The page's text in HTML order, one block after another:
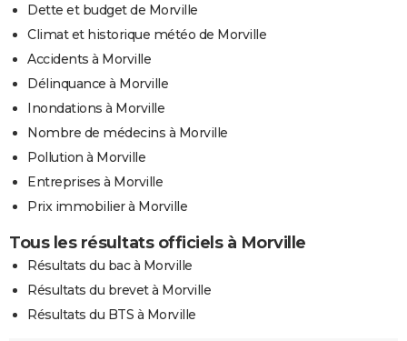
Dette et budget de Morville
Climat et historique météo de Morville
Accidents à Morville
Délinquance à Morville
Inondations à Morville
Nombre de médecins à Morville
Pollution à Morville
Entreprises à Morville
Prix immobilier à Morville
Tous les résultats officiels à Morville
Résultats du bac à Morville
Résultats du brevet à Morville
Résultats du BTS à Morville